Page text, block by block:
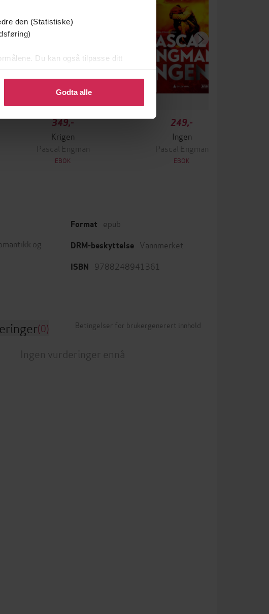
den (Statistiske)
Du kan også tilpasse ditt
tilbake eller endre ditt samtykke.
Godta alle
349,-
Krigen
Pascal Engman
EBOK
249,-
Ingen
Pascal Engman
EBOK
og
Format epub
DRM-beskyttelse Vannmerket
ISBN 9788248941361
(0) Betingelser for brukergenerert innhold
Ingen vurderinger ennå